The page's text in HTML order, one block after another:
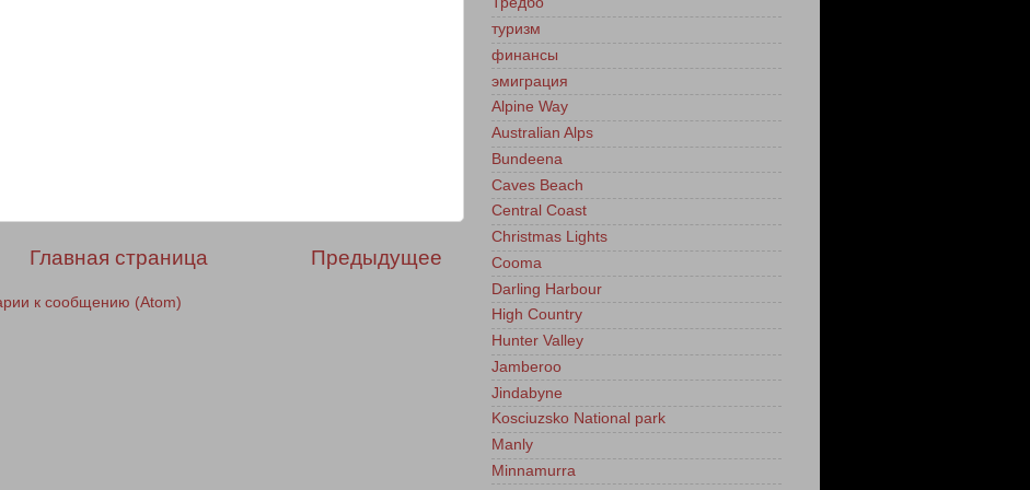
Предыдущее
Главная страница
к сообщению (Atom)
туризм
финансы
эмиграция
Alpine Way
Australian Alps
Bundeena
Caves Beach
Central Coast
Christmas Lights
Cooma
Darling Harbour
High Country
Hunter Valley
Jamberoo
Jindabyne
Kosciuzsko National park
Manly
Minnamurra